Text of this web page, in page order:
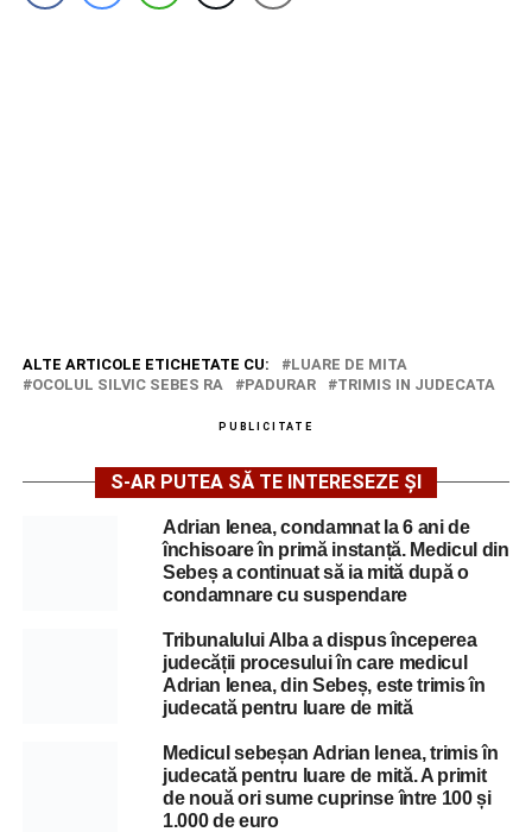
ALTE ARTICOLE ETICHETATE CU:
LUARE DE MITA
OCOLUL SILVIC SEBES RA
PADURAR TRIMIS IN JUDECATA
PUBLICITATE
S-AR PUTEA SĂ TE INTERESEZE ȘI
Adrian Ienea, condamnat la 6 ani de
închisoare în primă instanță. Medicul din
Sebeș a continuat să ia mită după o
condamnare cu suspendare
Tribunalului Alba a dispus începerea
judecății procesului în care medicul
Adrian Ienea, din Sebeș, este trimis în
judecată pentru luare de mită
Medicul sebeșan Adrian Ienea, trimis în
judecată pentru luare de mită. A primit
de nouă ori sume cuprinse între 100 și
1.000 de euro